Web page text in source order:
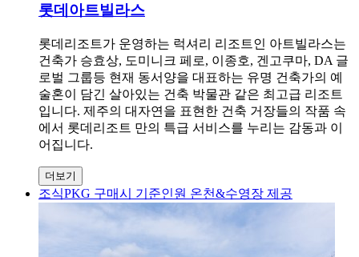
롯데아트빌라스
롯데리조트가 운영하는 럭셔리 리조트인 아트빌라스는
건축가 승효상, 도미니크 페로, 이종호, 겐고쿠마, DA 글
로벌 그룹등 현재 동서양을 대표하는 유명 건축가의 예
술혼이 담긴 살아있는 건축 박물관 같은 최고급 리조트
입니다. 제주의 대자연을 표현한 건축 거장들의 작품 속
에서 롯데리조트 만의 특급 서비스를 누리는 감동과 이
어집니다.
더보기
조식PKG 구매시 기준인원 온천&수영장 제공